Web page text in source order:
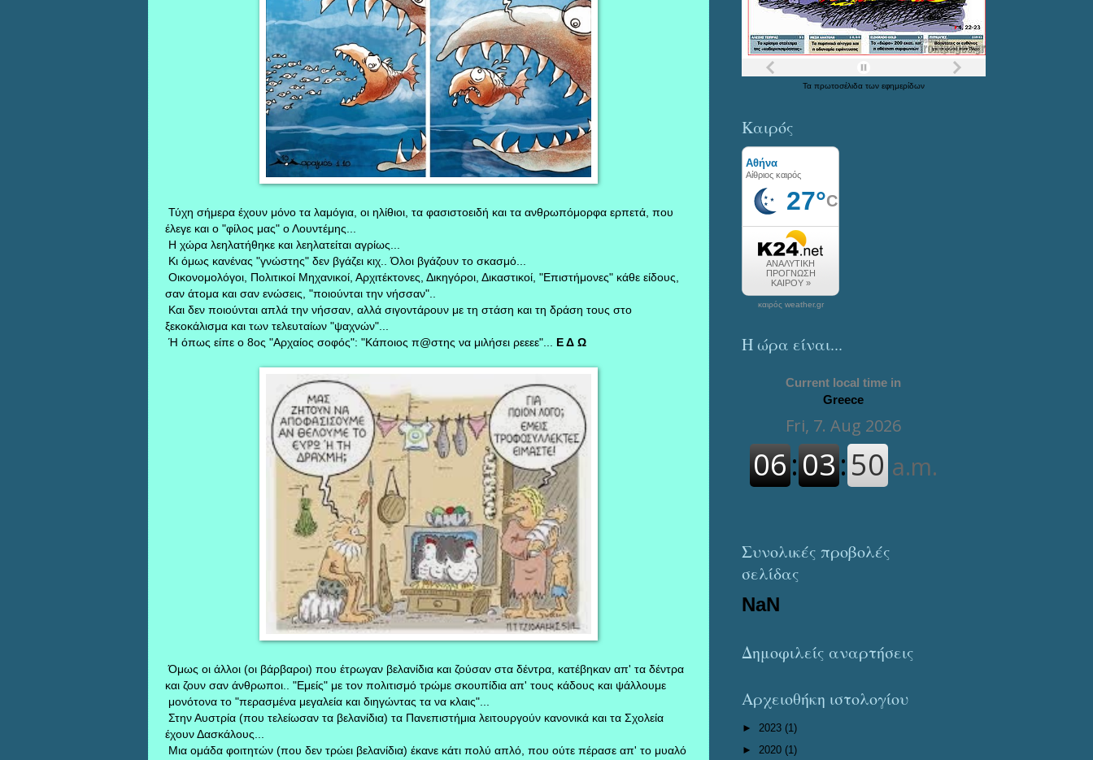
Τύχη σήμερα έχουν μόνο τα λαμόγια, οι ηλίθιοι, τα φασιστοειδή και τα ανθρωπόμορφα ερπετά, που
έλεγε και ο "φίλος μας" ο Λουντέμης...
Η χώρα λεηλατήθηκε και λεηλατείται αγρίως...
Κι όμως κανένας "γνώστης" δεν βγάζει κιχ.. Όλοι βγάζουν το σκασμό...
Οικονομολόγοι, Πολιτικοί Μηχανικοί, Αρχιτέκτονες, Δικηγόροι, Δικαστικοί, "Επιστήμονες" κάθε είδους,
σαν άτομα και σαν ενώσεις, "ποιούνται την νήσσαν"..
Και δεν ποιούνται απλά την νήσσαν, αλλά σιγοντάρουν με τη στάση και τη δράση τους στο
ξεκοκάλισμα και των τελευταίων "ψαχνών"...
Ή όπως είπε ο 8ος "Αρχαίος σοφός": "Κάποιος π@στης να μιλήσει ρεεεε"... Ε Δ Ω
Όμως οι άλλοι (οι βάρβαροι) που έτρωγαν βελανίδια και ζούσαν στα δέντρα, κατέβηκαν απ' τα δέντρα
και ζουν σαν άνθρωποι.. "Εμείς" με τον πολιτισμό τρώμε σκουπίδια απ' τους κάδους και ψάλλουμε
μονότονα το "περασμένα μεγαλεία και διηγώντας τα να κλαις"...
Στην Αυστρία (που τελείωσαν τα βελανίδια) τα Πανεπιστήμια λειτουργούν κανονικά και τα Σχολεία
έχουν Δασκάλους...
Μια ομάδα φοιτητών (που δεν τρώει βελανίδια) έκανε κάτι πολύ απλό, που ούτε πέρασε απ' το μυαλό
Τα πρωτοσέλιδα των εφημερίδων
Καιρός
καιρός weather.gr
Η ώρα είναι...
Current local time in
Greece
Συνολικές προβολές
σελίδας
NaN
Δημοφιλείς αναρτήσεις
Αρχειοθήκη ιστολογίου
► 2023 (1)
► 2020 (1)